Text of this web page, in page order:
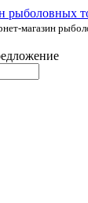
магазин